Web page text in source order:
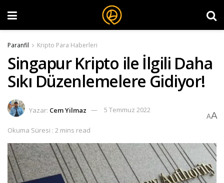
Paranfil Kripto Para Haberleri
Singapur Kripto ile İlgili Daha
Sıkı Düzenlemelere Gidiyor!
Yazar: Cem Yilmaz 5 Temmuz 2022
Okuma Süresi : 2 mins read
AA